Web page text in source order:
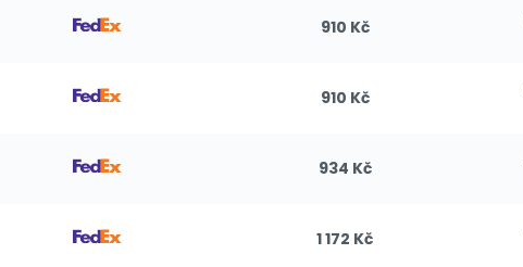
910 Kč
910 Kč
934 Kč
1 172 Kč